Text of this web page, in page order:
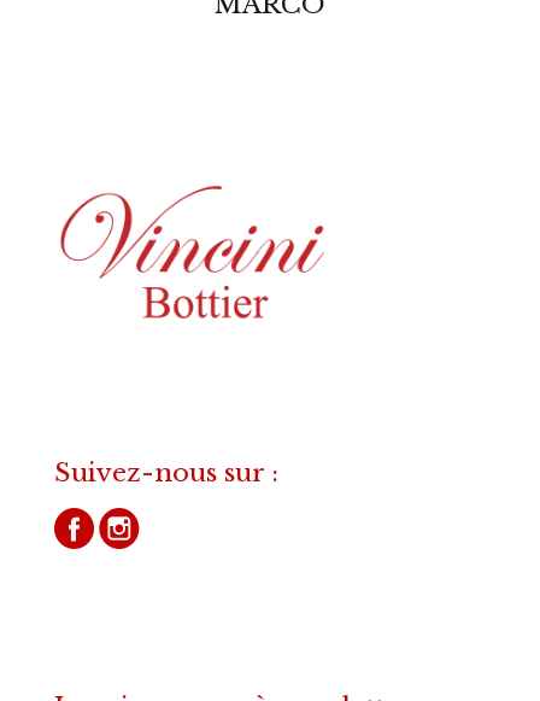
Suivez-nous sur :